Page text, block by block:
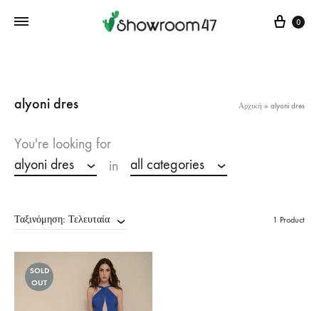
Cart
0
alyoni dres Αρχική » alyoni dres
You're looking for
alyoni dres
in all categories
Ταξινόμηση: Τελευταία 1 Product
SOLD
OUT